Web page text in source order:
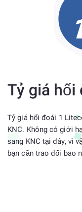
Tỷ giá hối
Tỷ giá hối đoái 1
KNC. Không có giới
sang KNC tại đây, vì
bạn cần trao đổi bao